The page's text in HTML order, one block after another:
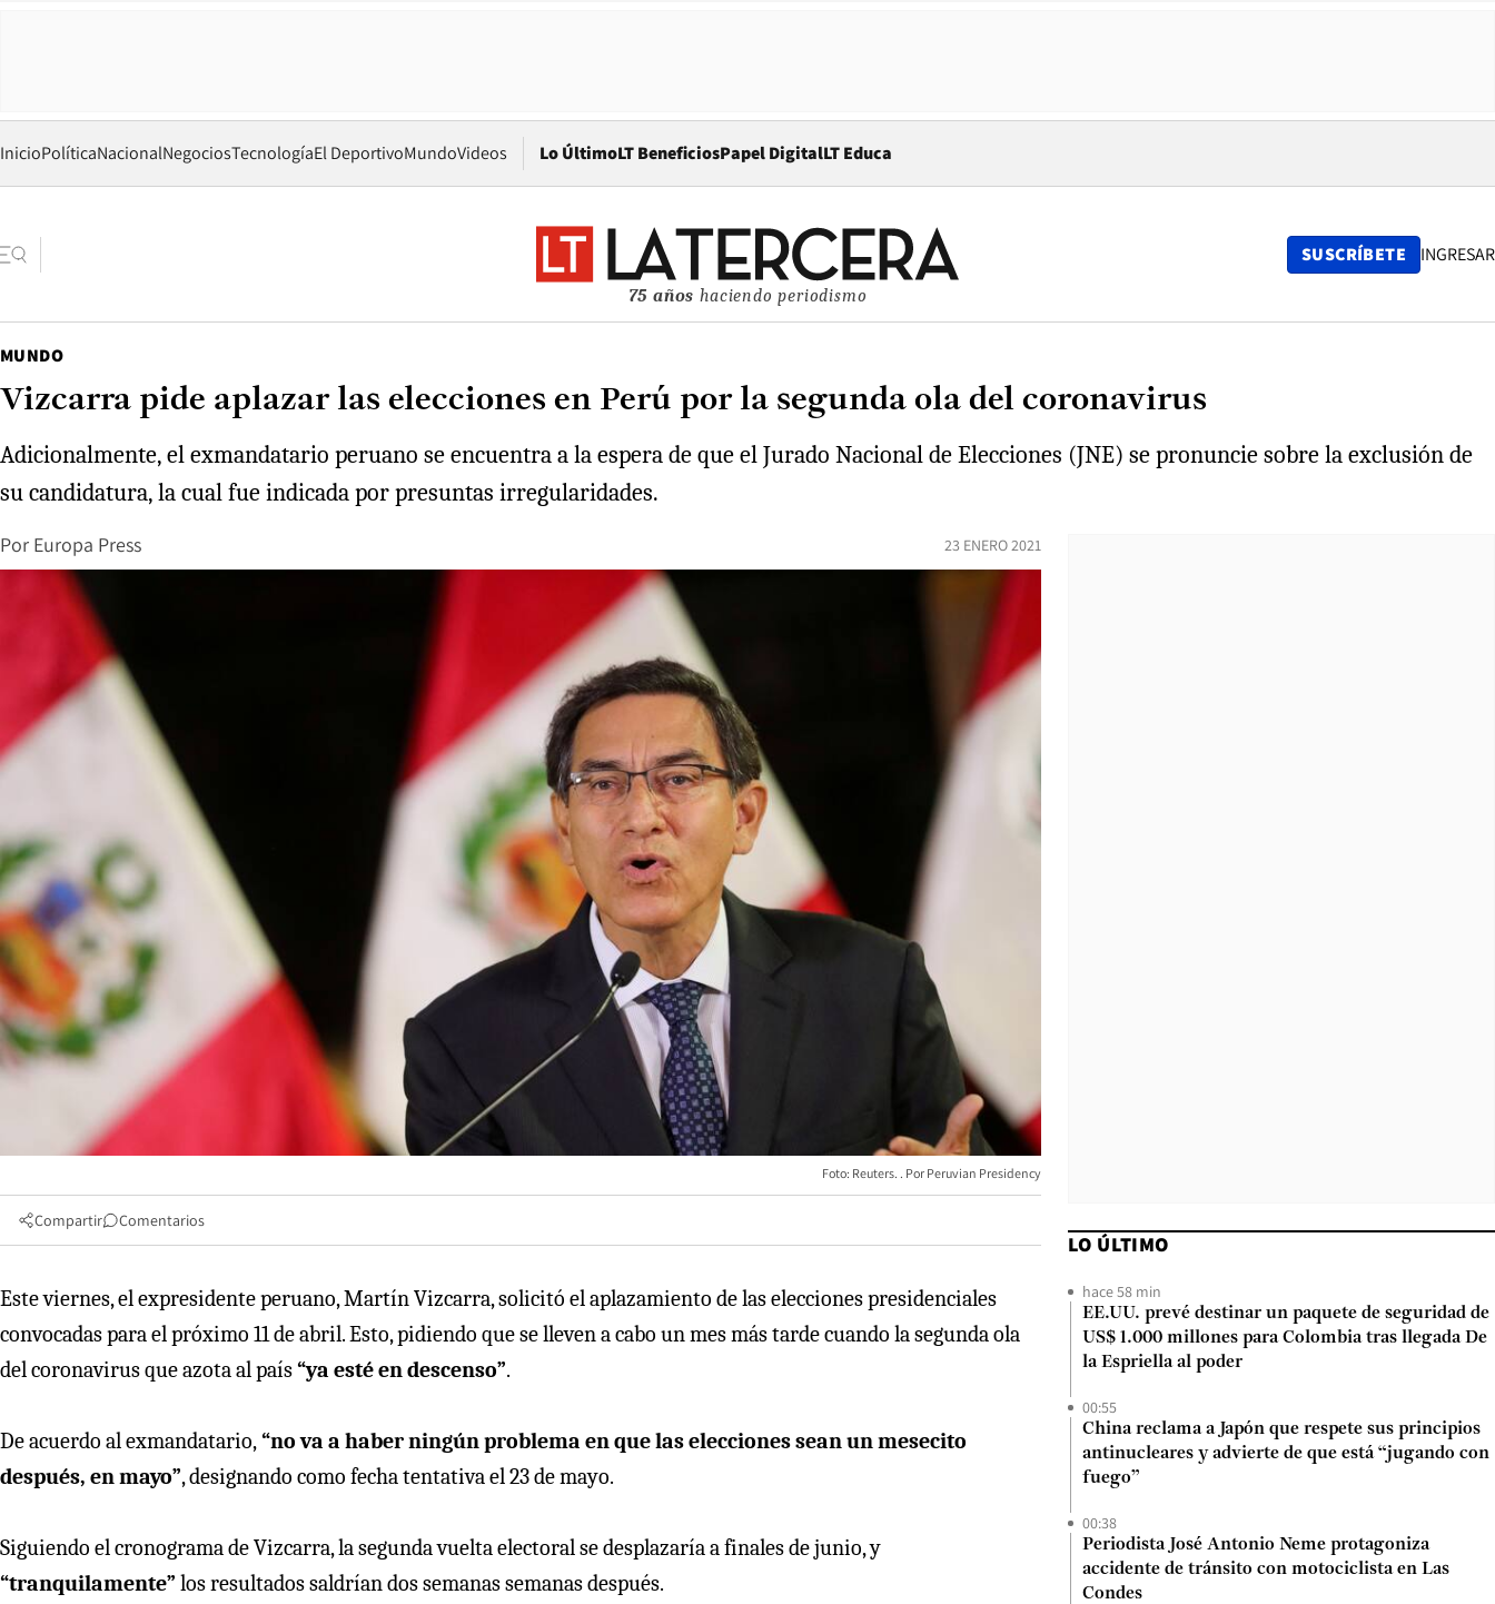
InicioPolíticaNacionalNegociosTecnologíaEl DeportivoMundoVideos Lo ÚltimoLT BeneficiosPapel DigitalOpens in new window
LT Educa
75 años haciendo periodismo
SUSCRÍBETE INGRESAR
MUNDO
Vizcarra pide aplazar las elecciones en Perú por la segunda ola del coronavirus
Adicionalmente, el exmandatario peruano se encuentra a la espera de que el Jurado Nacional de Elecciones (JNE) se pronuncie sobre la exclusión de
su candidatura, la cual fue indicada por presuntas irregularidades.
Por Europa Press 23 ENERO 2021
Foto: Reuters. Peruvian Presidency
Compartir Comentarios
Este viernes, el expresidente peruano, Martín Vizcarra, solicitó el aplazamiento de las elecciones presidenciales
convocadas para el próximo 11 de abril. Esto, pidiendo que se lleven a cabo un mes más tarde cuando la segunda ola
del coronavirus que azota al país“ya esté en descenso”.
De acuerdo al exmandatario,“no va a haber ningún problema en que las elecciones sean un mesecito
después, en mayo”, designando como fecha tentativa el 23 de mayo.
Siguiendo el cronograma de Vizcarra, la segunda vuelta electoral se desplazaría a finales de junio, y
“tranquilamente” los resultados saldrían dos semanas semanas después.
LO ÚLTIMO
hace 58 min
EE.UU. prevé destinar un paquete de seguridad de
US$ 1.000 millones para Colombia tras llegada De
la Espriella al poder
00:55
China reclama a Japón que respete sus principios
antinucleares y advierte de que está “jugando con
fuego”
00:38
Periodista José Antonio Neme protagoniza
accidente de tránsito con motociclista en Las
Condes